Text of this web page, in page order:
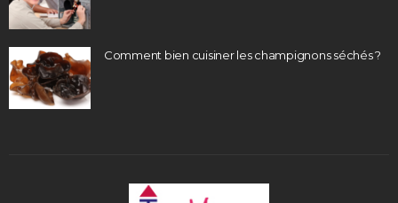
Comment bien cuisiner les champignons séchés ?